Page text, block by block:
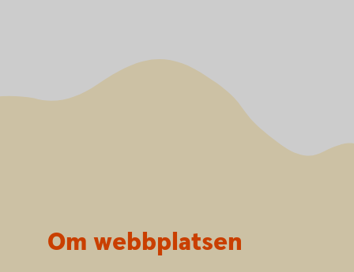
Om webbplatsen